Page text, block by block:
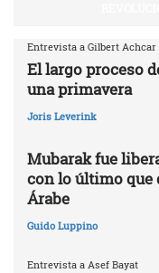
Entrevista a Gilbert Achcar
El largo proceso
una primavera
Joris Leverink
Mubarak fue
con lo último que
Árabe
Guido Luppino
Entrevista a Asef Bayat